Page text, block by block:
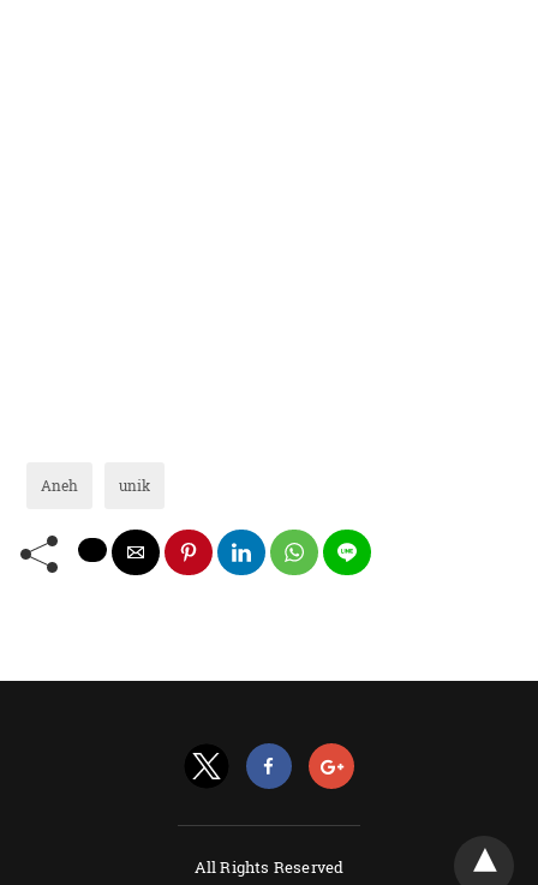
Aneh unik
All Rights Reserved